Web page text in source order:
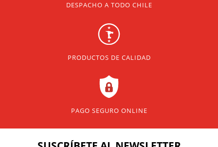
DESPACHO A TODO CHILE
PRODUCTOS DE CALIDAD
PAGO SEGURO ONLINE